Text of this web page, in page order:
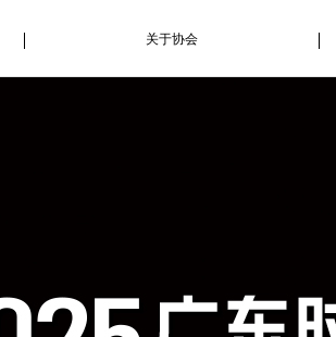
关于协会